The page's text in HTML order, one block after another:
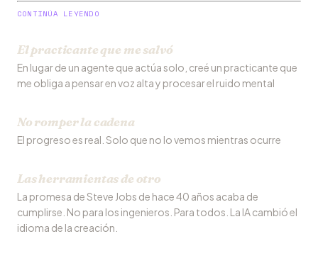
CONTINÚA LEYENDO
El practicante que me salvó
En lugar de un agente que actúa solo, creé un practicante que
me obliga a pensar en voz alta y procesar el ruido mental
No romper la cadena
El progreso es real. Solo que no lo vemos mientras ocurre
Las herramientas de otro
La promesa de Steve Jobs de hace 40 años acaba de
cumplirse. No para los ingenieros. Para todos. La IA cambió el
idioma de la creación.